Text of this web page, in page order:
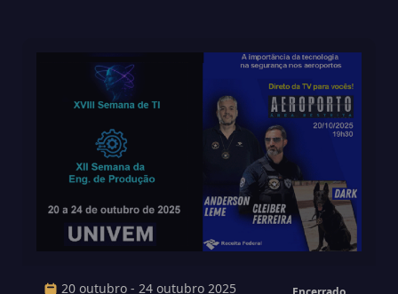
20 outubro - 24 outubro 2025